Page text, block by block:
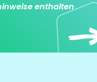
enthalten